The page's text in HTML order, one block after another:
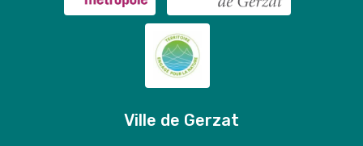
Ville de Gerzat